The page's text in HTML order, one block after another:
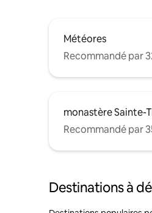
Météores
Recommandé par
monastère Sainte-
Recommandé par
Destinations à